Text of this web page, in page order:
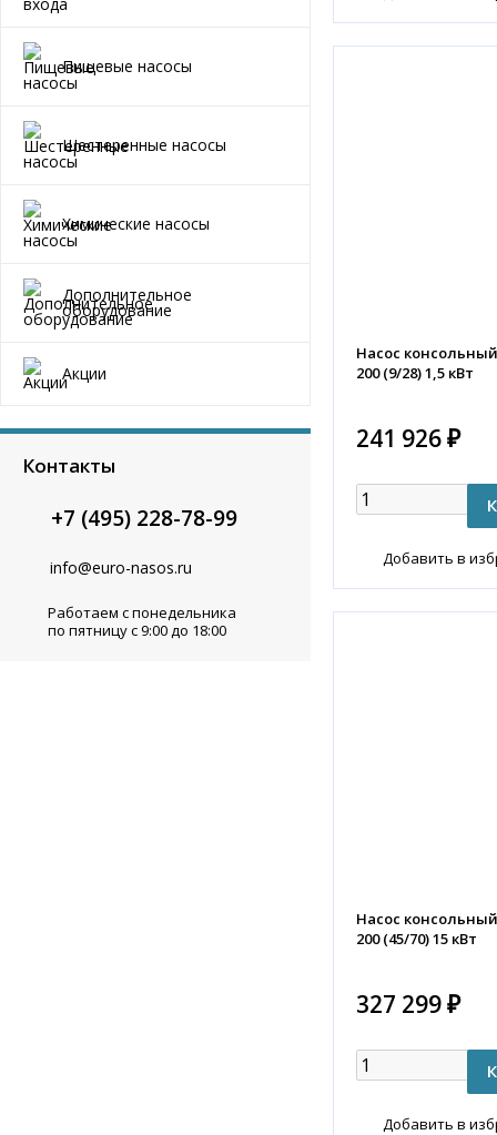
Пищевые насосы
Шестеренные насосы
Химические насосы
Дополнительное
оборудование
Акции
Контакты
+7 (495) 228-78-99
info@euro-nasos.ru
Работаем с понедельника
по пятницу с 9:00 до 18:00
Насос консольный
200 (9/28) 1,5 кВт
241 926 ₽
Добавить в
Насос консольный
200 (45/70) 15 кВт
327 299 ₽
Добавить в